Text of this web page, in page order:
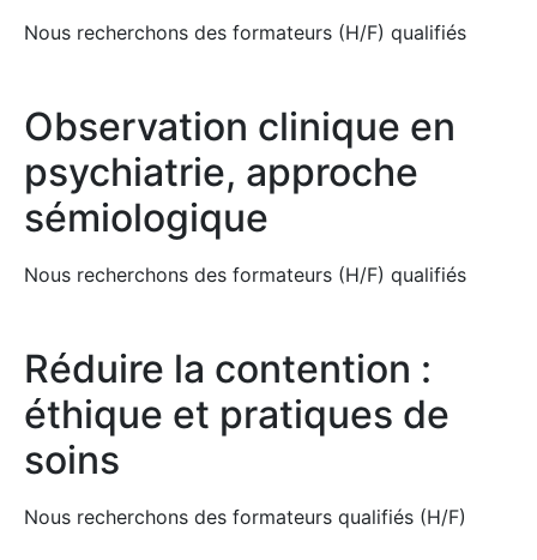
Nous recherchons des formateurs (H/F) qualifiés
Observation clinique en
psychiatrie, approche
sémiologique
Nous recherchons des formateurs (H/F) qualifiés
Réduire la contention :
éthique et pratiques de
soins
Nous recherchons des formateurs qualifiés (H/F)